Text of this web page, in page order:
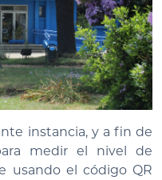
instancia, y a fin de
medir el nivel de
usando el código QR